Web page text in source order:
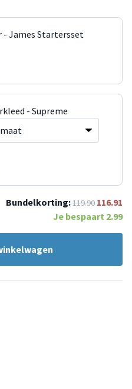
James Startersset
- Supreme
Bundelkorting:119.90 116.91
Je bespaart 2.99